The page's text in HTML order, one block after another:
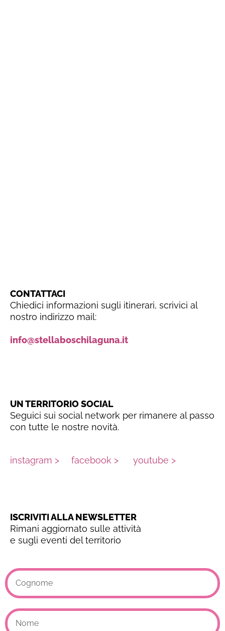
CONTATTACI
Chiedici informazioni sugli itinerari, scrivici al
nostro indirizzo mail:
info@stellaboschilaguna.it
UN TERRITORIO SOCIAL
Seguici sui social network per rimanere al passo
con tutte le nostre novità.
instagram > facebook > youtube >
ISCRIVITI ALLA NEWSLETTER
Rimani aggiornato sulle attività
e sugli eventi del territorio